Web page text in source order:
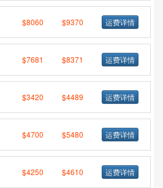
$8060 $9370 运费详情
$7681 $8371 运费详情
$3420 $4489 运费详情
$4700 $5480 运费详情
$4250 $4610 运费详情